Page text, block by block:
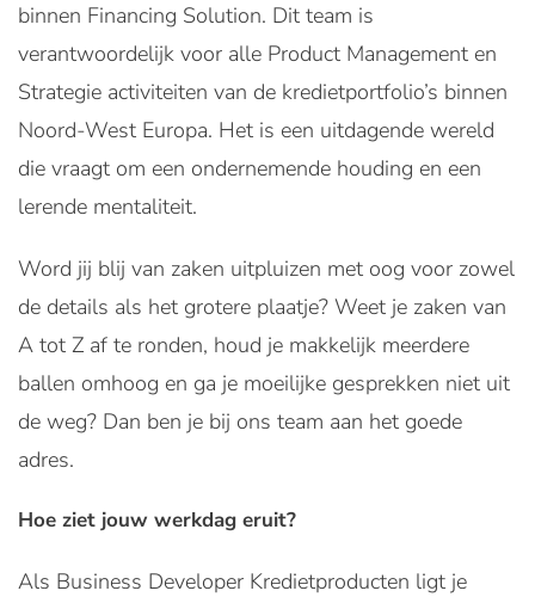
binnen Financing Solution. Dit team is
verantwoordelijk voor alle Product Management en
Strategie activiteiten van de kredietportfolio’s binnen
Noord-West Europa. Het is een uitdagende wereld
die vraagt om een ondernemende houding en een
lerende mentaliteit.
Word jij blij van zaken uitpluizen met oog voor zowel
de details als het grotere plaatje? Weet je zaken van
A tot Z af te ronden, houd je makkelijk meerdere
ballen omhoog en ga je moeilijke gesprekken niet uit
de weg? Dan ben je bij ons team aan het goede
adres.
Hoe ziet jouw werkdag eruit?
Als Business Developer Kredietproducten ligt je